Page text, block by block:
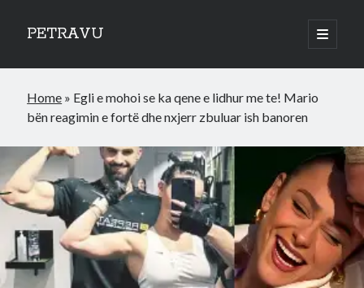
PETRAVU
open
primary
Sidebar
Bank
Credit Cards
World
Home » Egli e mohoi se ka qene e lidhur me te! Mario
bën reagimin e fortë dhe nxjerr zbuluar ish banoren